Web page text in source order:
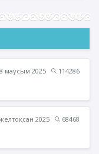
маусым 2025
114286
2025
68468